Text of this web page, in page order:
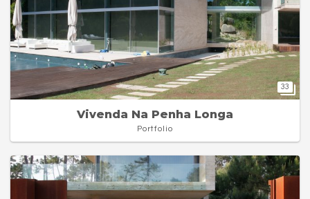
33
Vivenda Na Penha Longa
Portfolio